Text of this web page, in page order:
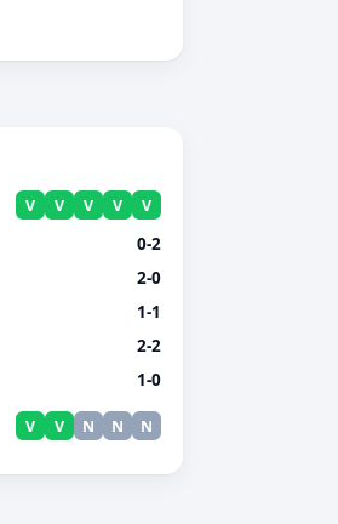
V V V V V
0-2
2-0
1-1
2-2
1-0
V V N N N